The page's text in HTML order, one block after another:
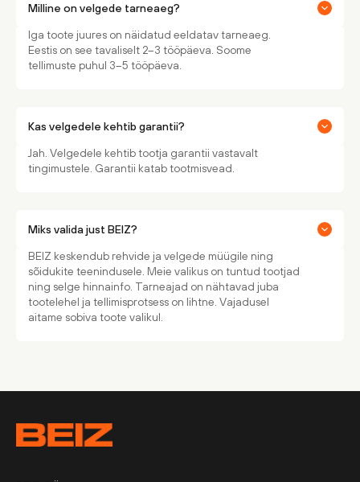
Milline on velgede tarneaeg?
Iga toote juures on näidatud eeldatav tarneaeg.
Eestis on see tavaliselt 2–3 tööpäeva. Soome
tellimuste puhul 3–5 tööpäeva.
Kas velgedele kehtib garantii?
Jah. Velgedele kehtib tootja garantii vastavalt
tingimustele. Garantii katab tootmisvead.
Miks valida just BEIZ?
BEIZ keskendub rehvide ja velgede müügile ning
sõidukite teenindusele. Meie valikus on tuntud tootjad
ning selge hinnainfo. Tarneajad on nähtavad juba
tootelehel ja tellimisprotsess on lihtne. Vajadusel
aitame sobiva toote valikul.